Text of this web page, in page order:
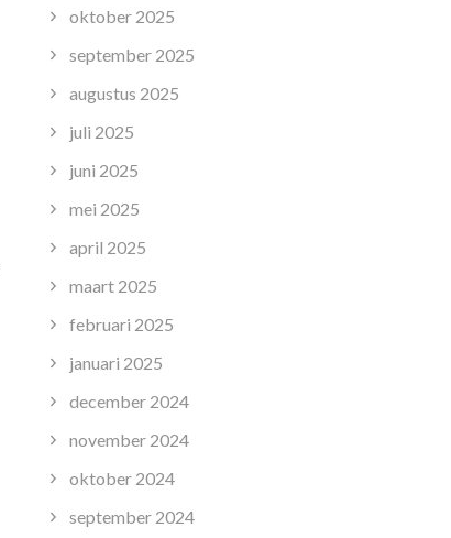
oktober 2025
september 2025
augustus 2025
juli 2025
juni 2025
mei 2025
april 2025
maart 2025
februari 2025
januari 2025
december 2024
november 2024
oktober 2024
september 2024